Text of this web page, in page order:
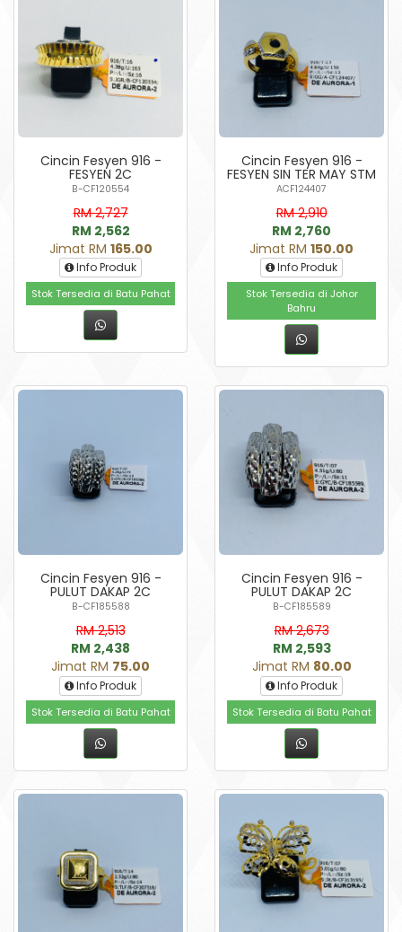
Cincin Fesyen 916 -
FESYEN 2C
B-CF120554
RM 2,727
RM 2,562
Jimat RM 165.00
Info Produk
Stok Tersedia di Batu Pahat
Cincin Fesyen 916 -
FESYEN SIN TER MAY STM
ACF124407
RM 2,910
RM 2,760
Jimat RM 150.00
Info Produk
Stok Tersedia di Johor
Bahru
Cincin Fesyen 916 -
PULUT DAKAP 2C
B-CF185588
RM 2,513
RM 2,438
Jimat RM 75.00
Info Produk
Stok Tersedia di Batu Pahat
Cincin Fesyen 916 -
PULUT DAKAP 2C
B-CF185589
RM 2,673
RM 2,593
Jimat RM 80.00
Info Produk
Stok Tersedia di Batu Pahat